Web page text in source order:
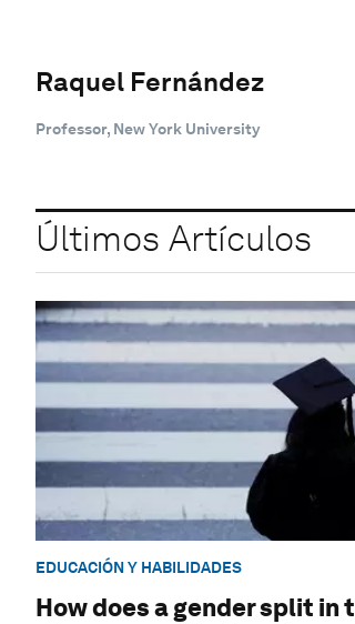
Raquel Fernández
Professor, New York University
Últimos Artículos
EDUCACIÓN Y HABILIDADES
How does a gender split in